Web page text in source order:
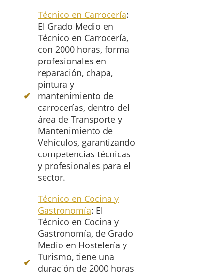
Técnico en Carrocería:
El Grado Medio en
Técnico en Carrocería,
con 2000 horas, forma
profesionales en
reparación, chapa,
pintura y
mantenimiento de
carrocerías, dentro del
área de Transporte y
Mantenimiento de
Vehículos, garantizando
competencias técnicas
y profesionales para el
sector.
Técnico en Cocina y
Gastronomía: El
Técnico en Cocina y
Gastronomía, de Grado
Medio en Hostelería y
Turismo, tiene una
duración de 2000 horas